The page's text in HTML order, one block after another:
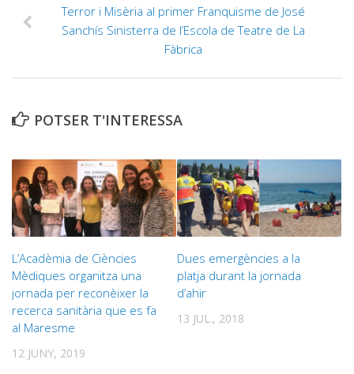
Terror i Misèria al primer Franquisme de José
Sanchís Sinisterra de l’Escola de Teatre de La
Fàbrica
POTSER T'INTERESSA
L’Acadèmia de Ciències
Mèdiques organitza una
jornada per reconèixer la
recerca sanitària que es fa
al Maresme
12 JUNY, 2019
Dues emergències a la
platja durant la jornada
d’ahir
13 JUL., 2018